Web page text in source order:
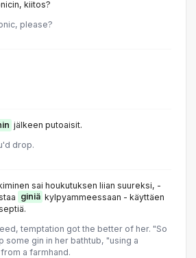
kiitos?
please?
jälkeen putoaisit.
drop.
sai houkutuksen liian suureksi, -
giniä kylpyammeessaan - käyttäen
temptation got the better of her. "So
some gin in her bathtub, "using a
a farmhand.